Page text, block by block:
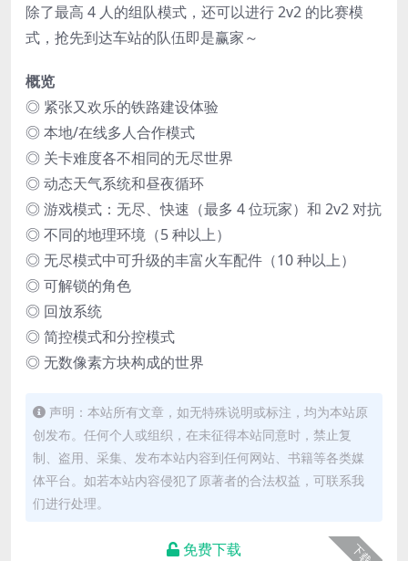
除了最高 4 人的组队模式，还可以进行 2v2 的比赛模
式，抢先到达车站的队伍即是赢家～
概览
◎ 紧张又欢乐的铁路建设体验
◎ 本地/在线多人合作模式
◎ 关卡难度各不相同的无尽世界
◎ 动态天气系统和昼夜循环
◎ 游戏模式：无尽、快速（最多 4 位玩家）和 2v2 对抗
◎ 不同的地理环境（5 种以上）
◎ 无尽模式中可升级的丰富火车配件（10 种以上）
◎ 可解锁的角色
◎ 回放系统
◎ 简控模式和分控模式
◎ 无数像素方块构成的世界
声明：本站所有文章，如无特殊说明或标注，均为本站原
创发布。任何个人或组织，在未征得本站同意时，禁止复
制、盗用、采集、发布本站内容到任何网站、书籍等各类媒
体平台。如若本站内容侵犯了原著者的合法权益，可联系我
们进行处理。
下载
免费下载